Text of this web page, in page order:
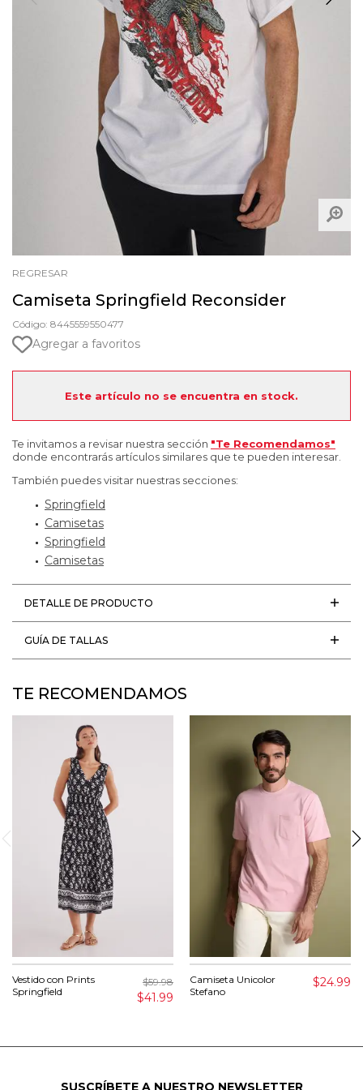
REGRESAR
Camiseta Springfield Reconsider
Código: 8445559550477
Agregar a favoritos
Este artículo no se encuentra en stock.
Te invitamos a revisar nuestra sección "Te Recomendamos"
donde encontrarás artículos similares que te pueden interesar.
También puedes visitar nuestras secciones:
Springfield
Camisetas
Springfield
Camisetas
DETALLE DE PRODUCTO
GUÍA DE TALLAS
TE RECOMENDAMOS
Vestido con Prints
Springfield
$59.98
$41.99
Camiseta Unicolor
Stefano
$24.99
SUSCRÍBETE A NUESTRO NEWSLETTER